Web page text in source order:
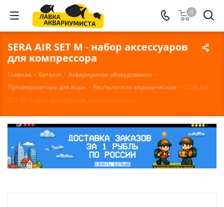
0
SERA AIR SET М - набор аксессуаров
для компрессора
Главная - Каталог - Аквариумное оборудование -
Пульверизаторы для воды - Распылители керамические - SERA AIR
SET М - набор аксессуаров для компрессора